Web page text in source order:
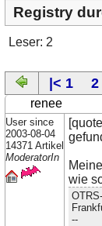
Registry
Leser: 2
|< 1 2
renee
User since
2003-08-04
14371 Artikel
ModeratorIn
wie
--